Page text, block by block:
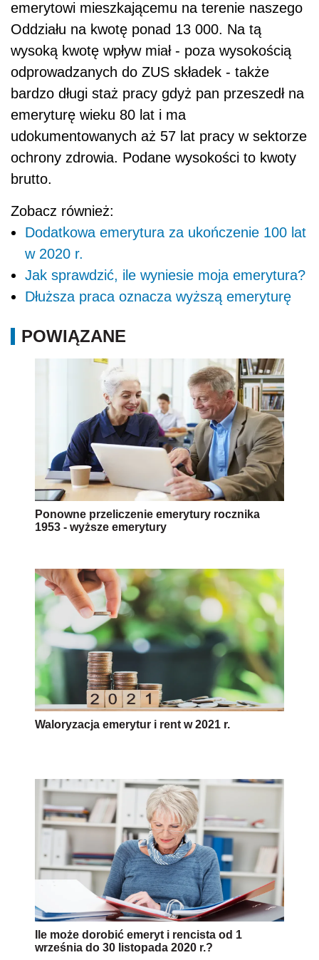
emerytowi mieszkającemu na terenie naszego
Oddziału na kwotę ponad 13 000. Na tą
wysoką kwotę wpływ miał - poza wysokością
odprowadzanych do ZUS składek - także
bardzo długi staż pracy gdyż pan przeszedł na
emeryturę wieku 80 lat i ma
udokumentowanych aż 57 lat pracy w sektorze
ochrony zdrowia. Podane wysokości to kwoty
brutto.
Zobacz również:
Dodatkowa emerytura za ukończenie 100 lat
w 2020 r.
Jak sprawdzić, ile wyniesie moja emerytura?
Dłuższa praca oznacza wyższą emeryturę
POWIĄZANE
Ponowne przeliczenie emerytury rocznika
1953 - wyższe emerytury
Waloryzacja emerytur i rent w 2021 r.
Ile może dorobić emeryt i rencista od 1
września do 30 listopada 2020 r.?